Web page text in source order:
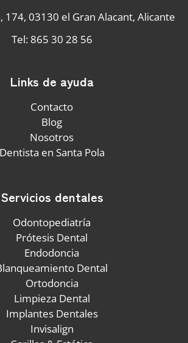
174, 03130 el Gran Alacant, Alicante
Tel: 865 30 28 56
Links de ayuda
Contacto
Blog
Nosotros
Dentista en Santa Pola
Servicios dentales
Odontopediatría
Prótesis Dental
Endodoncia
Dental
Ortodoncia
Limpieza Dental
Implantes Dentales
Invisalign